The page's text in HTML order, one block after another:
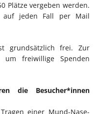
Plätze vergeben werden.
auf jeden Fall per Mail
grundsätzlich frei. Zur
freiwillige Spenden
die Besucher*innen
einer Mund-Nase-